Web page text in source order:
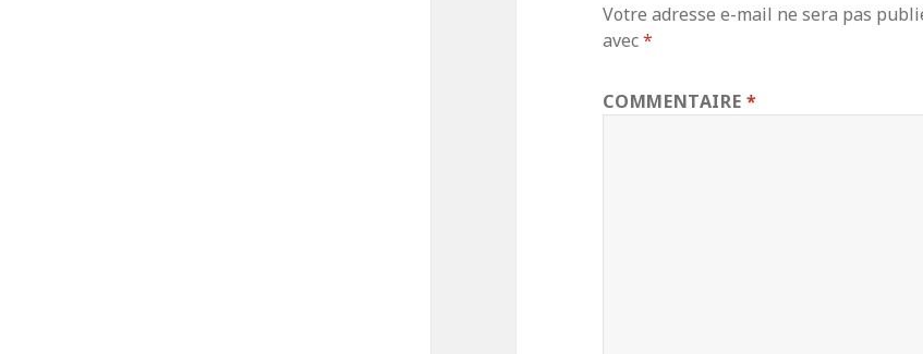
Votre adresse e-mail ne sera pas
avec*
COMMENTAIRE*